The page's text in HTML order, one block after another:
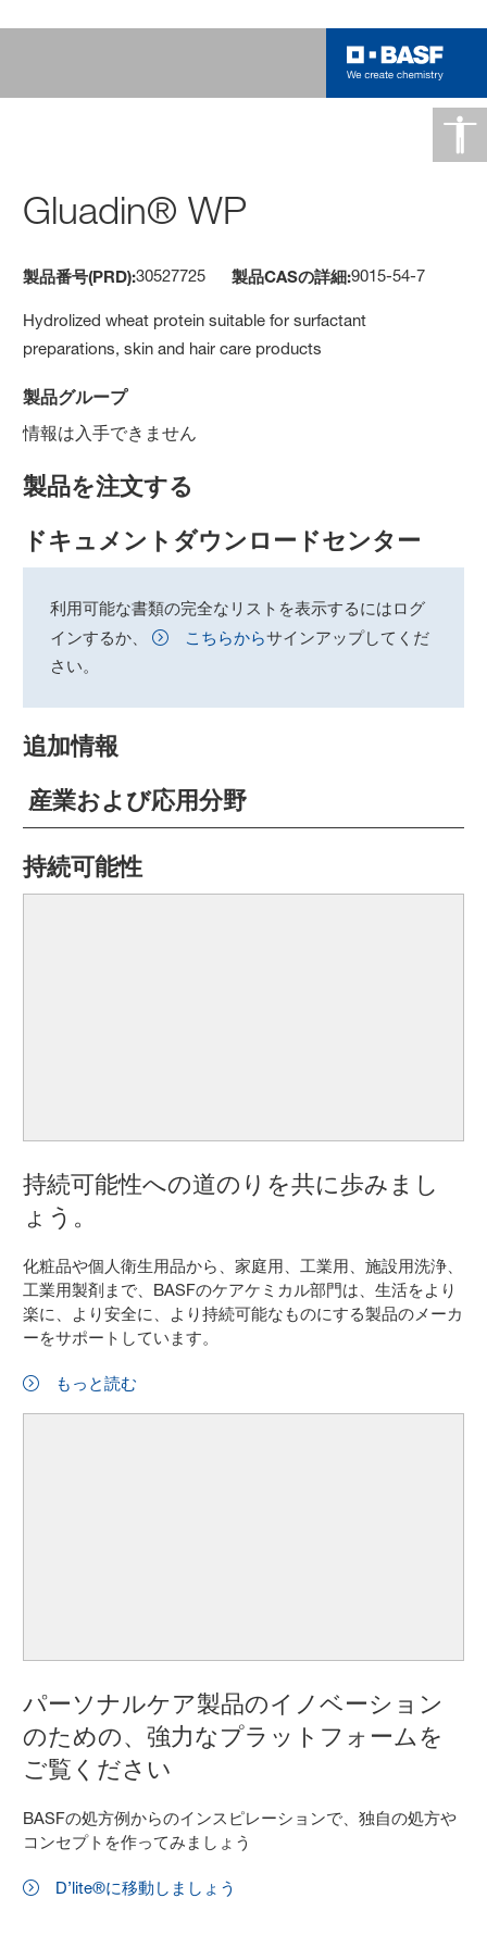
Gluadin® WP
製品番号(PRD):30527725 製品CASの詳細:9015-54-7
Hydrolized wheat protein suitable for surfactant
preparations, skin and hair care products
製品グループ
情報は入手できません
製品を注文する
ドキュメントダウンロードセンター
利用可能な書類の完全なリストを表示するにはログ
インするか、
こちらからサインアップしてくだ
さい。
追加情報
産業および応用分野
持続可能性
持続可能性への道のりを共に歩みまし
ょう。
化粧品や個人衛生用品から、家庭用、工業用、施設用洗浄、
工業用製剤まで、BASFのケアケミカル部門は、生活をより
楽に、より安全に、より持続可能なものにする製品のメーカ
ーをサポートしています。
もっと読む
パーソナルケア製品のイノベーション
のための、強力なプラットフォームを
ご覧ください
BASFの処方例からのインスピレーションで、独自の処方や
コンセプトを作ってみましょう
D’lite®に移動しましょう